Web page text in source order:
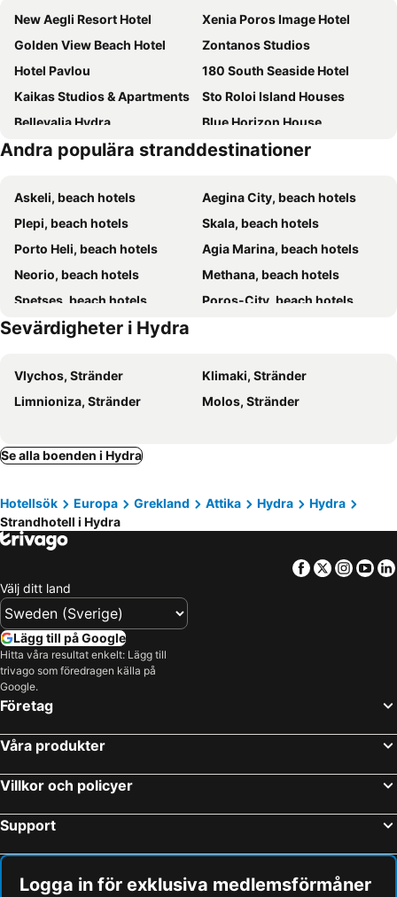
New Aegli Resort Hotel
Xenia Poros Image Hotel
Golden View Beach Hotel
Zontanos Studios
Hotel Pavlou
180 South Seaside Hotel
Kaikas Studios & Apartments
Sto Roloi Island Houses
Bellevalia Hydra
Blue Horizon House
Papasotiriou
Theano Hotel
Andra populära stranddestinationer
Askeli, beach hotels
Aegina City, beach hotels
Plepi, beach hotels
Skala, beach hotels
Porto Heli, beach hotels
Agia Marina, beach hotels
Neorio, beach hotels
Methana, beach hotels
Spetses, beach hotels
Poros-City, beach hotels
Souvala, beach hotels
Thermissia, beach hotels
Perdika, beach hotels
Ermioni, beach hotels
Galatas, beach hotels
Petrothalassa, beach hotels
Sevärdigheter i Hydra
Vlychos, Stränder
Klimaki, Stränder
Limnioniza, Stränder
Molos, Stränder
Se alla boenden i Hydra
Hotellsök Europa Grekland Attika Hydra
Hydra
Strandhotell i Hydra
Facebook
Twitter
Välj ditt land
Lägg till på Google
Hitta våra resultat enkelt: Lägg till
trivago som föredragen källa på
Google.
Företag
Våra produkter
Villkor och policyer
Support
Logga in för exklusiva medlemsförmåner